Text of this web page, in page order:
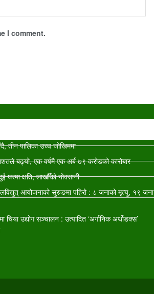
I comment.
तीन पालिका उच्च जोखिममा
बढ्यो, एक वर्षमै एक अर्ब ७९ करोडको कारोबार
घरमा क्षति, लाखौँको नोक्सानी
आयोजनाको सुरुङमा पहिरो : ८ जनाको मृत्यु, १९ जना
चिया उद्योग सञ्चालन : उत्पादित ‘अर्गानिक अर्थोडक्स’